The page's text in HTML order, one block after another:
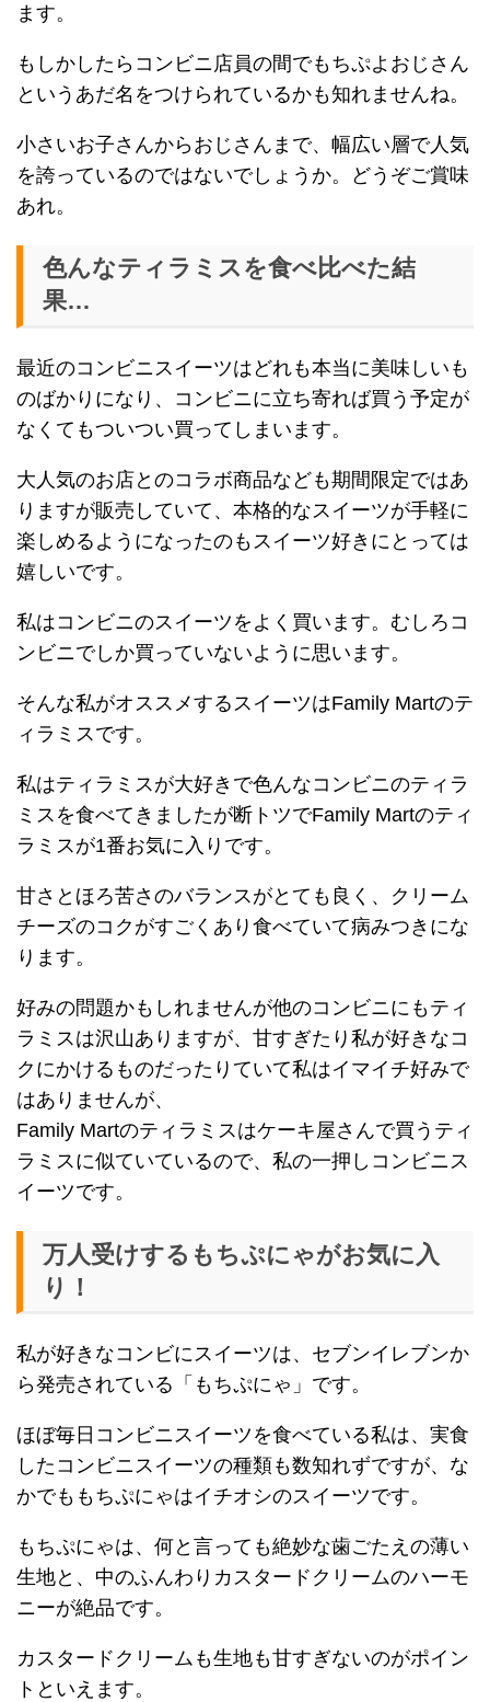
ます。
もしかしたらコンビニ店員の間でもちぷよおじさん
というあだ名をつけられているかも知れませんね。
小さいお子さんからおじさんまで、幅広い層で人気
を誇っているのではないでしょうか。どうぞご賞味
あれ。
色んなティラミスを食べ比べた結
果…
最近のコンビニスイーツはどれも本当に美味しいも
のばかりになり、コンビニに立ち寄れば買う予定が
なくてもついつい買ってしまいます。
大人気のお店とのコラボ商品なども期間限定ではあ
りますが販売していて、本格的なスイーツが手軽に
楽しめるようになったのもスイーツ好きにとっては
嬉しいです。
私はコンビニのスイーツをよく買います。むしろコ
ンビニでしか買っていないように思います。
そんな私がオススメするスイーツはFamily Martのテ
ィラミスです。
私はティラミスが大好きで色んなコンビニのティラ
ミスを食べてきましたが断トツでFamily Martのティ
ラミスが1番お気に入りです。
甘さとほろ苦さのバランスがとても良く、クリーム
チーズのコクがすごくあり食べていて病みつきにな
ります。
好みの問題かもしれませんが他のコンビニにもティ
ラミスは沢山ありますが、甘すぎたり私が好きなコ
クにかけるものだったりていて私はイマイチ好みで
はありませんが、
Family Martのティラミスはケーキ屋さんで買うティ
ラミスに似ていているので、私の一押しコンビニス
イーツです。
万人受けするもちぷにゃがお気に入
り！
私が好きなコンビにスイーツは、セブンイレブンか
ら発売されている「もちぷにゃ」です。
ほぼ毎日コンビニスイーツを食べている私は、実食
したコンビニスイーツの種類も数知れずですが、な
かでももちぷにゃはイチオシのスイーツです。
もちぷにゃは、何と言っても絶妙な歯ごたえの薄い
生地と、中のふんわりカスタードクリームのハーモ
ニーが絶品です。
カスタードクリームも生地も甘すぎないのがポイン
トといえます。